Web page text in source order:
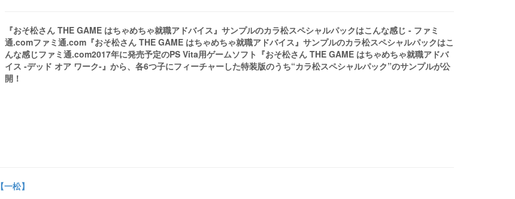
『おそ松さん THE GAME はちゃめちゃ就職アドバイス』サンプルのカラ松スペシャルパックはこんな感じ - ファミ
通.comファミ通.com『おそ松さん THE GAME はちゃめちゃ就職アドバイス』サンプルのカラ松スペシャルパックはこ
んな感じファミ通.com2017年に発売予定のPS Vita用ゲームソフト『おそ松さん THE GAME はちゃめちゃ就職アドバ
イス -デッド オア ワーク-』から、各6つ子にフィーチャーした特装版のうち“カラ松スペシャルパック”のサンプルが公
開！
【一松】